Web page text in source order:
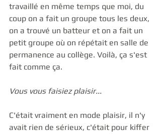
travaillé en même temps que moi, du
coup on a fait un groupe tous les deux,
on a trouvé un batteur et on a fait un
petit groupe où on répétait en salle de
permanence au collège. Voilà, ça s'est
fait comme ça.
Vous vous faisiez plaisir...
C'était vraiment en mode plaisir, il n'y
avait rien de sérieux, c'était pour kiffer